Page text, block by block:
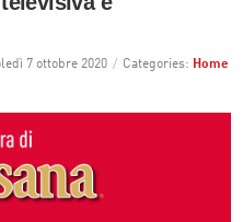
7 ottobre 2020 / Categories: Home